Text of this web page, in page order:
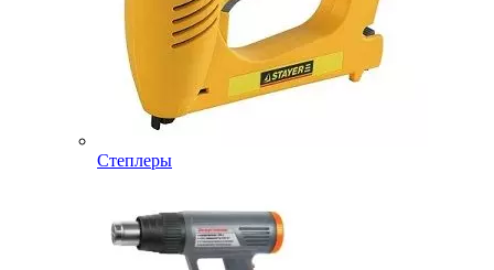
Степлеры